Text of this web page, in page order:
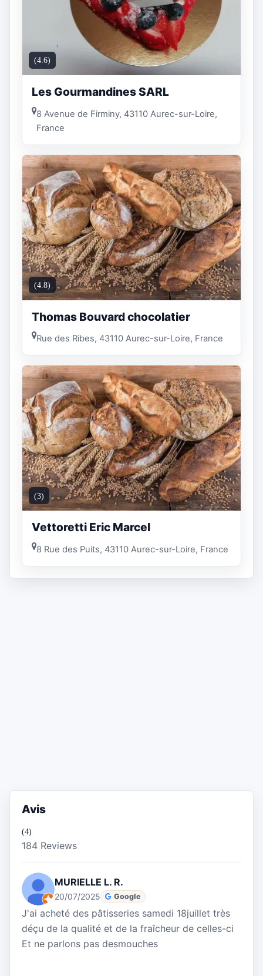
(4.6)
Les Gourmandines SARL
8 Avenue de Firminy, 43110 Aurec-sur-Loire,
France
(4.8)
Thomas Bouvard chocolatier
Rue des Ribes, 43110 Aurec-sur-Loire, France
(3)
Vettoretti Eric Marcel
8 Rue des Puits, 43110 Aurec-sur-Loire, France
Avis
(4)
184 Reviews
MURIELLE L. R.
20/07/2025 Google
J'ai acheté des pâtisseries samedi 18juillet très
déçu de la qualité et de la fraîcheur de celles-ci
Et ne parlons pas desmouches